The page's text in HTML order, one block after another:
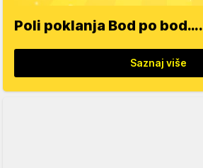
Poli poklanja Bod po bod….
Saznaj više